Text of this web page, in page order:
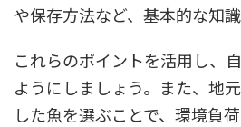
や保存方法など、基本的な知識
これらのポイントを活用し、
ようにしましょう。また、地
した魚を選ぶことで、環境負